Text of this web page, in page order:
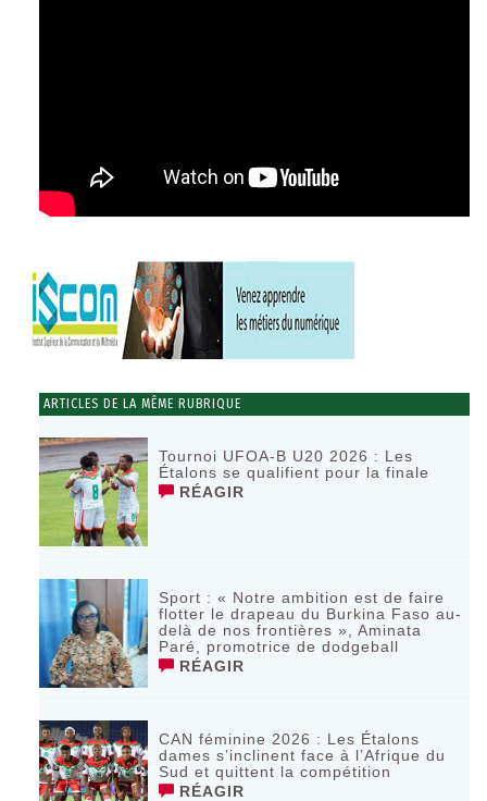
ARTICLES DE LA MÊME RUBRIQUE
Tournoi UFOA-B U20 2026 : Les
Étalons se qualifient pour la finale
RÉAGIR
Sport : « Notre ambition est de faire
flotter le drapeau du Burkina Faso au-
delà de nos frontières », Aminata
Paré, promotrice de dodgeball
RÉAGIR
CAN féminine 2026 : Les Étalons
dames s’inclinent face à l’Afrique du
Sud et quittent la compétition
RÉAGIR